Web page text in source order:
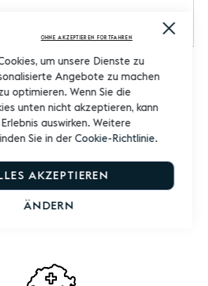
Close
Bar
um unsere Dienste zu
Angebote zu machen
optimieren. Wenn Sie die
unten nicht akzeptieren, kann
auswirken. Weitere
Sie in derCookie-Richtlinie.
AKZEPTIEREN
ÄNDERN
OHNE AKZEPTIEREN FORTFAHREN
Schneller Versand